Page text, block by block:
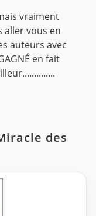
vraiment
aller vous en
auteurs avec
en fait
des